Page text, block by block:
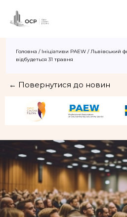
Головна / Ініціативи PAEW /Львівський
відбудеться 31 травня
← Повернутися до новин